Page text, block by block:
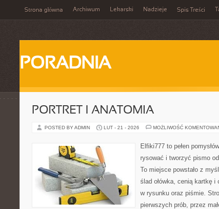
Strona główna Archiwum Lekarski Nadzieje Spis Treści
PORADNIA
PORTRET I ANATOMIA
POSTED BY ADMIN LUT - 21 - 2026 MOŻLIWOŚĆ
Elfiki777 to pełen
rysować i tworzyć pismo
To miejsce powstało z
ślad ołówka, cenią kartkę i
w rysunku oraz piśmie.
pierwszych prób, przez